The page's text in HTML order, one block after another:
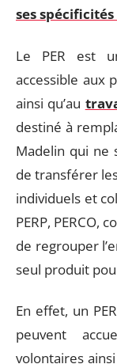
ses spécificités
Le PER est
accessible aux
ainsi qu’au
destiné à
Madelin qui ne
de transférer
individuels et
PERP, PERCO,
de regrouper
seul produit
En effet, un
peuvent
volontaires